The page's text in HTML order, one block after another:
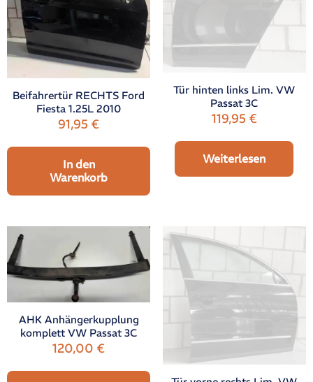
Beifahrertür RECHTS Ford
Fiesta 1.25L 2010
91,95€
In den
Warenkorb
Tür hinten links Lim. VW
Passat 3C
119,95 €
Weiterlesen
AHK Anhängerkupplung
komplett VW Passat 3C
120,00€